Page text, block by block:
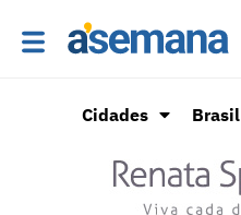
Cidades Brasil